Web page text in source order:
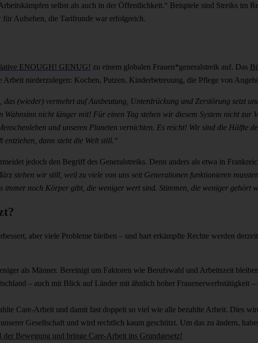
selbst als auch in der Öffentlichkeit.“ Beispiele sind Streiks im
Aufsehen, die Tarifrunde war erfolgreich.
ENOUGH! GENUG! zu einem globalen Frauen*generalstreik auf. Das
niederzulegen: Kochen, Putzen, Kinderbetreuung, die Pflege von
das (wieder) vermehrt auf Ausbeutung, Unterdrückung und Zerstörung setzt
nicht länger mit! Für einen Tag stehen wir diesem System nicht zur
und unseren Planeten vernichten. Es reicht! Wir sind die Hälfte
dann steht die Welt still.“
jedoch den Begriff des Generalstreiks. Denn anders als etwa in
stehen wir still, weil zu viele von uns seit Generationen funktionieren
immer noch Körper gibt, die weniger wert sind. Stimmen, die weniger gehört
aber viele Probleme bleiben – und hart erkämpfte Rechte werden
als Männer. Bereinigt um Faktoren wie Berufswahl und Arbeitszeit
– auch mit Blick auf Länder mit ähnlich hoher Frauenerwerbstätigkeit –
Care-Arbeit und damit fast doppelt so viel wie alle bezahlte Arbeit. Dies
Gesellschaft und wird rechtlich kaum geschützt. Um das zu ändern,
der Bewegung und bringe Care-Arbeit ins Grundgesetz!